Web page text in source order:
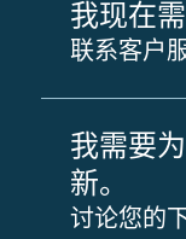
我现在
联系客户
我需要
新。
讨论您的